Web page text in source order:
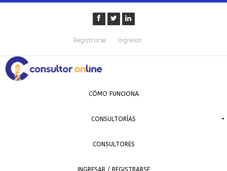
Registrarse Ingresar
CÓMO FUNCIONA
CONSULTORÍAS
CONSULTORES
INGRESAR / REGISTRARSE